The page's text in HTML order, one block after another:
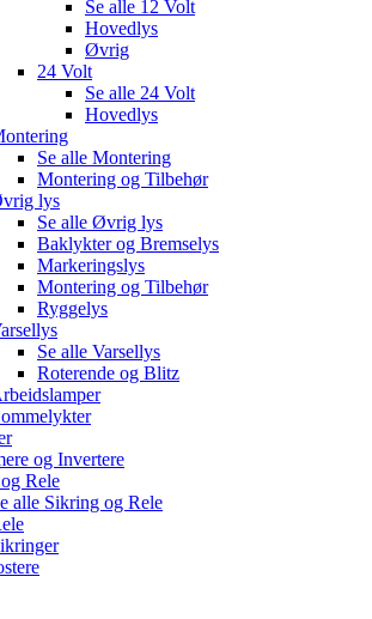
Se alle 12 Volt
Hovedlys
Øvrig
24 Volt
Se alle 24 Volt
Hovedlys
Se alle Montering
Montering og Tilbehør
lys
Se alle Øvrig lys
Baklykter og Bremselys
Markeringslys
Montering og Tilbehør
Ryggelys
Se alle Varsellys
Roterende og Blitz
og Invertere
Rele
alle Sikring og Rele